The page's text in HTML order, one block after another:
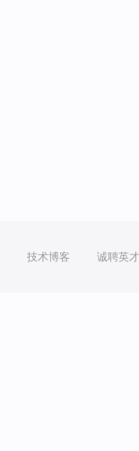
技术博客 诚聘英才